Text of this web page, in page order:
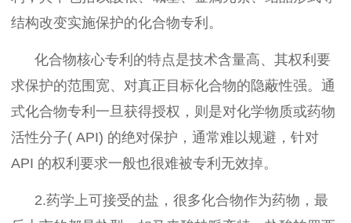
结构改变实施保护的化合物专利。
化合物核心专利的特点是技术含量高、其权利要
求保护的范围宽、对真正目标化合物的隐蔽性强。通
式化合物专利一旦获得授权，则是对化学物质或药物
活性分子( API) 的绝对保护，通常难以规避，针对
API 的权利要求一般也很难被专利无效掉。
2.药学上可接受的盐，很多化合物作为药物，最